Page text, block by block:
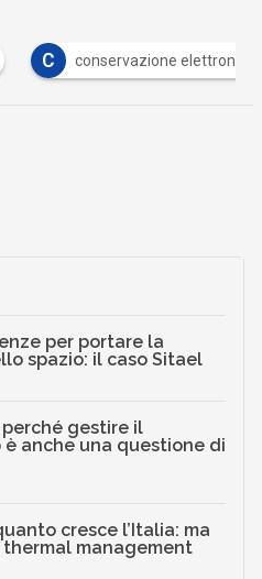
D digital transformation
per portare la
spazio: il caso Sitael
gestire il
anche una questione di
cresce l’Italia: ma
management